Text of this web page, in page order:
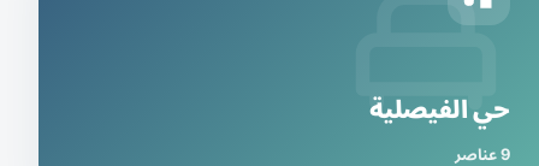
حي الفيصلية
9 عناصر